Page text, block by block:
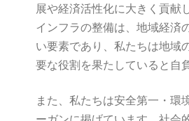
展や経済活性化に大きく貢献
インフラの整備は、地域経済
い要素であり、私たちは地域
要な役割を果たしていると自
また、私たちは安全第一・環